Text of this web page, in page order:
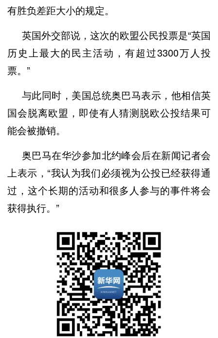
有胜负差距大小的规定。
英国外交部说，这次的欧盟公民投票是“英国
历史上最大的民主活动，有超过3300万人投
票。”
与此同时，美国总统奥巴马表示，他相信英
国会脱离欧盟，即使有人猜测脱欧公投结果可
能会被撤销。
奥巴马在华沙参加北约峰会后在新闻记者会
上表示，“我认为我们必须视为公投已经获得通
过，这个长期的活动和很多人参与的事件将会
获得执行。”